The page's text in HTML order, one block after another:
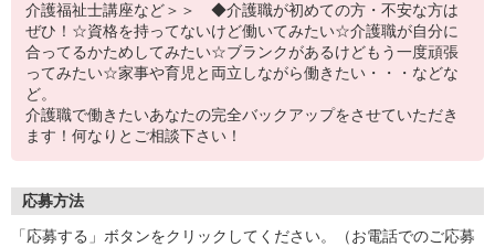
介護福祉士講座など＞＞ ◆介護職が初めての方・不安な方は
ぜひ！☆資格を持ってないけど働いてみたい☆介護職が自分に
合ってるかためしてみたい☆ブランクがあるけどもう一度頑張
ってみたい☆家事や育児と両立しながら働きたい・・・などな
ど。
介護職で働きたいあなたの完全バックアップをさせていただき
ます！何なりとご相談下さい！
応募方法
「応募する」ボタンをクリックしてください。（お電話でのご応募